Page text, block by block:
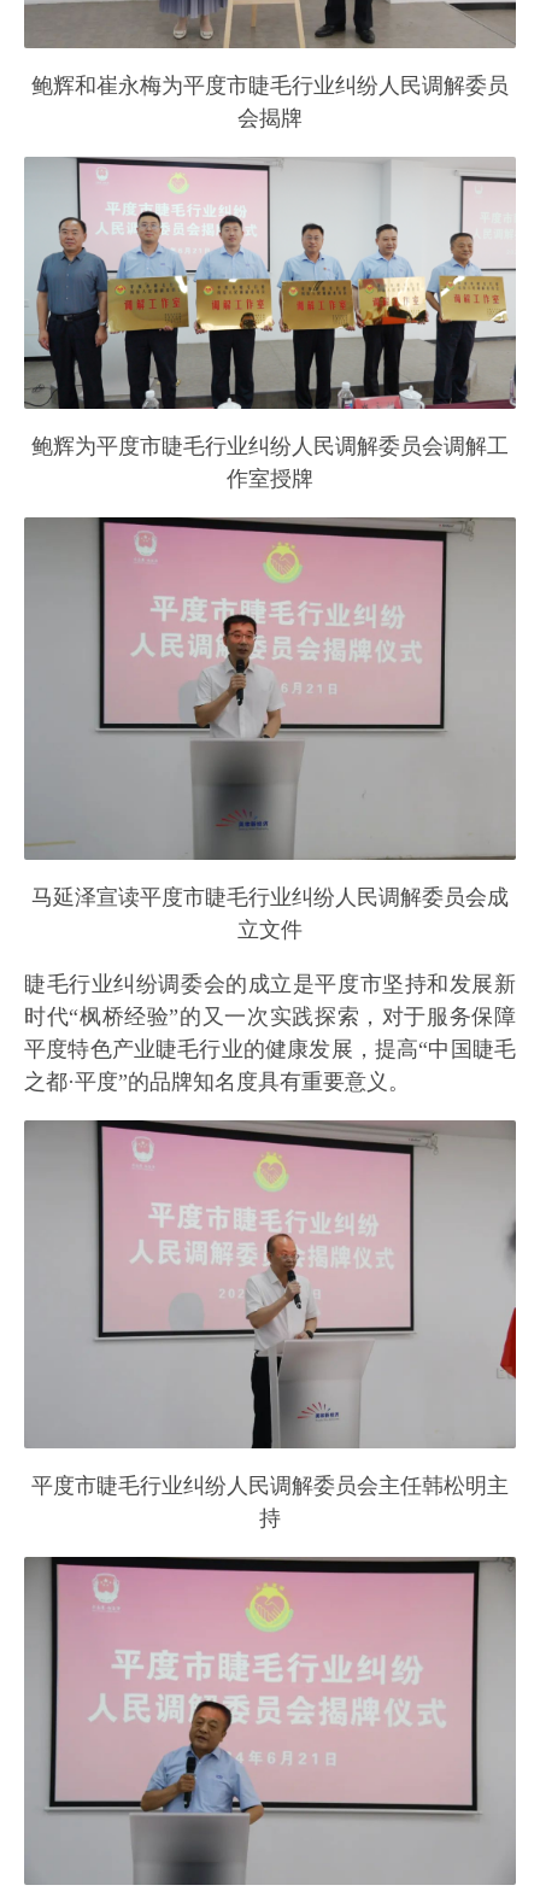
鲍辉和崔永梅为平度市睫毛行业纠纷人民调解委员
会揭牌
鲍辉为平度市睫毛行业纠纷人民调解委员会调解工
作室授牌
马延泽宣读平度市睫毛行业纠纷人民调解委员会成
立文件
睫毛行业纠纷调委会的成立是平度市坚持和发展新
时代“枫桥经验”的又一次实践探索，对于服务保障
平度特色产业睫毛行业的健康发展，提高“中国睫毛
之都·平度”的品牌知名度具有重要意义。
平度市睫毛行业纠纷人民调解委员会主任韩松明主
持